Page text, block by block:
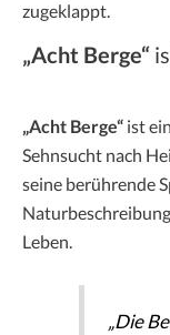
zugeklappt.
„Acht Berge“
„Acht Berge“ ist
Sehnsucht nach
seine berührende
Leben.
„Die